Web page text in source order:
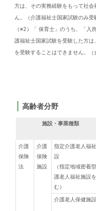
方は、その実務経験をもって社
ん。（介護福祉士国家試験のみ受
（※2）「 保育士」のうち、「入
護福祉士国家試験を受験した方
を受験することはできません。（
高齢者分野
施設・事業種類
介護
保険
法
介護
保険
施設
指定介護老人福
設
（指定地域密着
護老人福祉施設
む）
介護老人保健施設